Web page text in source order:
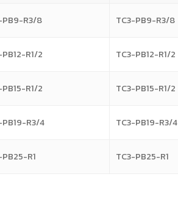
PB9-R3/8 TC3-PB9-R3/8
R1/2 TC3-PB12-R1/2
R1/2 TC3-PB15-R1/2
PB19-R3/4 TC3-PB19-R3/4
R1 TC3-PB25-R1